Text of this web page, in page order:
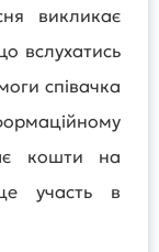
викликає
вслухатись
співачка
кошти на
участь в